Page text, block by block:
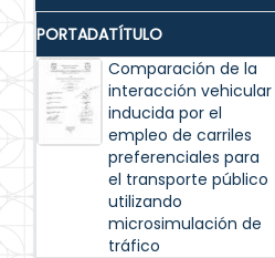
PORTADATÍTULO
Comparación de la
interacción vehicular
inducida por el
empleo de carriles
preferenciales para
el transporte público
utilizando
microsimulación de
tráfico